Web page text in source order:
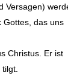
Versagen)
Gottes, das uns
Christus. Er ist